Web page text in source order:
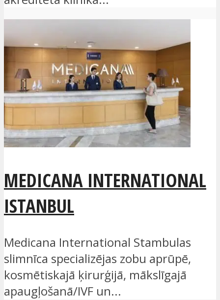
MEDICANA INTERNATIONAL
ISTANBUL
Medicana International Stambulas
slimnīca specializējas zobu aprūpē,
kosmētiskajā ķirurģijā, mākslīgajā
apaugļošanā/IVF un...